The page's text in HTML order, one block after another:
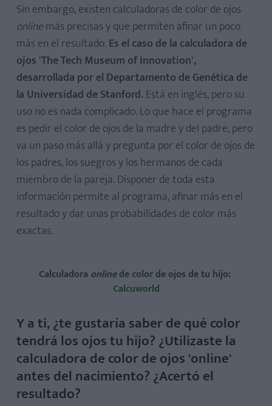
Sin embargo, existen calculadoras de color de ojos
onlinemás precisas y que permiten afinar un poco
más en el resultado. Es el caso de la calculadora de
ojos 'The Tech Museum of Innovation',
desarrollada por el Departamento de Genética de
la Universidad de Stanford. Está en inglés, pero su
uso no es nada complicado. Lo que hace el programa
es pedir el color de ojos de la madre y del padre, pero
va un paso más allá y pregunta por el color de ojos de
los padres, los suegros y los hermanos de cada
miembro de la pareja. Disponer de toda esta
información permite al programa, afinar más en el
resultado y dar unas probabilidades de color más
exactas.
Calculadora onlinede color de ojos de tu hijo:
Calcuworld
Y a ti, ¿te gustaría saber de qué color
tendrá los ojos tu hijo? ¿Utilizaste la
calculadora de color de ojos 'online'
antes del nacimiento? ¿Acertó el
resultado?